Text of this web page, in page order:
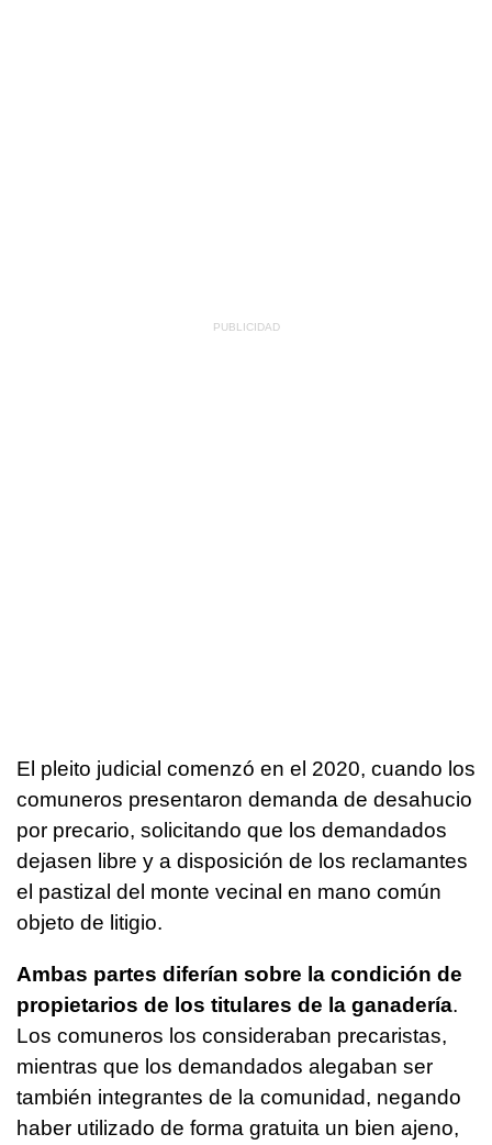
El pleito judicial comenzó en el 2020, cuando los
comuneros presentaron demanda de desahucio
por precario, solicitando que los demandados
dejasen libre y a disposición de los reclamantes
el pastizal del monte vecinal en mano común
objeto de litigio.
Ambas partes diferían sobre la condición de
propietarios de los titulares de la ganadería.
Los comuneros los consideraban precaristas,
mientras que los demandados alegaban ser
también integrantes de la comunidad, negando
haber utilizado de forma gratuita un bien ajeno,